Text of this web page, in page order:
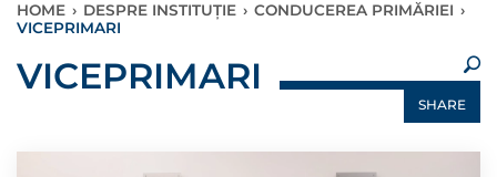
HOME › DESPRE INSTITUȚIE › CONDUCEREA PRIMĂRIEI ›
VICEPRIMARI
×
VICEPRIMARI
SHARE